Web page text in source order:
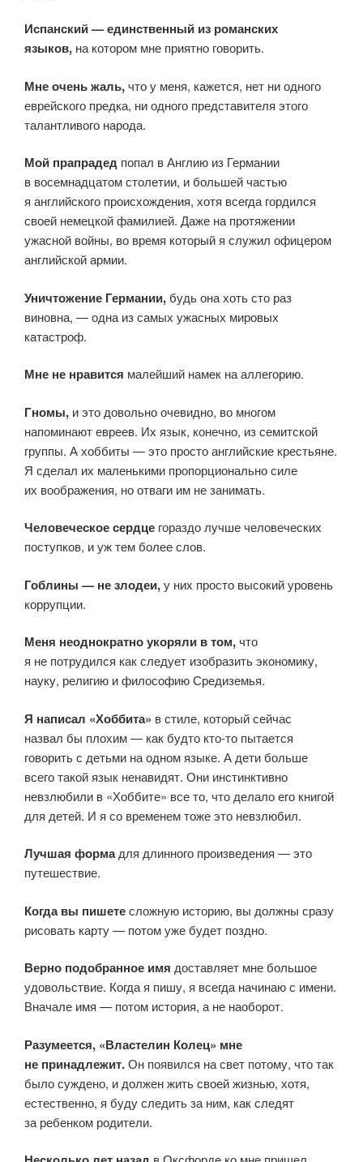
Испанский — единственный из романских
языков, на котором мне приятно говорить.
Мне очень жаль, что у меня, кажется, нет ни одного
еврейского предка, ни одного представителя этого
талантливого народа.
Мой прапрадед попал в Англию из Германии
в восемнадцатом столетии, и большей частью
я английского происхождения, хотя всегда гордился
своей немецкой фамилией. Даже на протяжении
ужасной войны, во время который я служил офицером
английской армии.
Уничтожение Германии, будь она хоть сто раз
виновна, — одна из самых ужасных мировых
катастроф.
Мне не нравится малейший намек на аллегорию.
Гномы, и это довольно очевидно, во многом
напоминают евреев. Их язык, конечно, из семитской
группы. А хоббиты — это просто английские крестьяне.
Я сделал их маленькими пропорционально силе
их воображения, но отваги им не занимать.
Человеческое сердце гораздо лучше человеческих
поступков, и уж тем более слов.
Гоблины — не злодеи,у них просто высокий уровень
коррупции.
Меня неоднократно укоряли в том, что
я не потрудился как следует изобразить экономику,
науку, религию и философию Средиземья.
Я написал «Хоббита» в стиле, который сейчас
назвал бы плохим — как будто кто-то пытается
говорить с детьми на одном языке. А дети больше
всего такой язык ненавидят. Они инстинктивно
невзлюбили в «Хоббите» все то, что делало его книгой
для детей. И я со временем тоже это невзлюбил.
Лучшая формадля длинного произведения — это
путешествие.
Когда вы пишетесложную историю, вы должны сразу
рисовать карту — потом уже будет поздно.
Верно подобранное имя доставляет мне большое
удовольствие. Когда я пишу, я всегда начинаю с имени.
Вначале имя — потом история, а не наоборот.
Разумеется, «Властелин Колец» мне
не принадлежит.Он появился на свет потому, что так
было суждено, и должен жить своей жизнью, хотя,
естественно, я буду следить за ним, как следят
за ребенком родители.